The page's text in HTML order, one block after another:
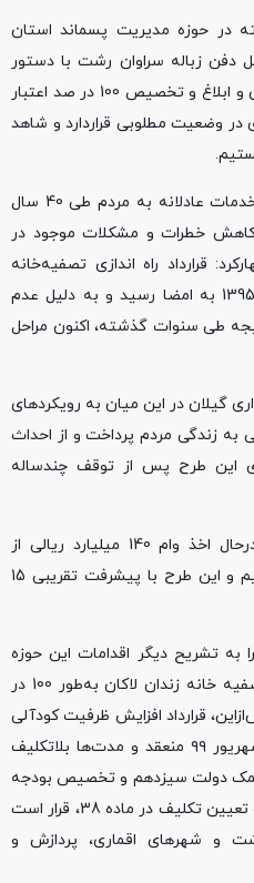
در حوزه مدیریت پسماند استان
دفن زباله سراوان رشت با دستور
دکتر اسدالله عباسی، استاندار گیلان و ابلاغ و تخصیص 100 در صد اعتبار
با پیشرفت 70 درصدی در وضعیت مطلوبی قراردارد و شاهد
کاظمی درهمین‌حال، به عدم ارائه خدمات عادلانه به مردم طی 40 سال
خطرات و مشکلات موجود در
قرارداد راه اندازی تصفیه‌خانه
شیرابه سراوان در ۲۵ اسفند سال 1395 به امضا رسید و به دلیل عدم
طی سنوات گذشته، اکنون مراحل
گیلان در این میان به رویکرد‌های
زندگی مردم پرداخت و از احداث
این طرح پس از توقف چند‌ساله
او افزود: برای تکمیل این پروژه، درحال اخذ وام 140 میلیارد ریالی از
صندوق توسعه محیط‌زیست هستیم و این طرح با پیشرفت تقریبی 15
تشریح دیگر اقدامات این حوزه
اختصاص‌داد و با اشاره به اینکه تصفیه خانه زندان لاکان به‌طور 100 در
قرارداد افزایش ظرفیت کودآلی
از ۵۰۰ به ۱۰۰۰ تن، در تاریخ ۳۰ شهریور ۹۹ منعقد و مدت‌ها بلاتکلیف
دولت سیزدهم و تخصیص بودجه
دولتی، رفع موانع حقوقی و اجرایی و تعیین تکلیف در ماده 38، قرار است
و شهر‌های اقماری، پردازش و